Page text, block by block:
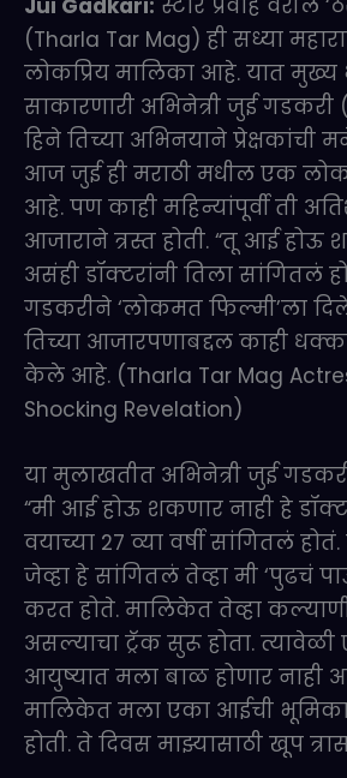
Jui Gadkari: स्टार प्रवाह वरील
(Tharla Tar Mag) ही सध्या
लोकप्रिय मालिका आहे. यात मुख्य
साकारणारी अभिनेत्री जुई गडकरी
हिने तिच्या अभिनयाने प्रेक्षकांची
आज जुई ही मराठी मधील एक
आहे. पण काही महिन्यांपूर्वी ती
आजाराने त्रस्त होती. “तू आई होऊ
असंही डॉक्टरांनी तिला सांगितलं
गडकरीने ‘लोकमत फिल्मी’ला
तिच्या आजारपणाबद्दल काही
केले आहे. (Tharla Tar Mag
Shocking Revelation)
या मुलाखतीत अभिनेत्री जुई
“मी आई होऊ शकणार नाही हे
वयाच्या 27 व्या वर्षी सांगितलं
जेव्हा हे सांगितलं तेव्हा मी ‘पुढचं
करत होते. मालिकेत तेव्हा
असल्याचा ट्रॅक सुरू होता.
आयुष्यात मला बाळ होणार नाही
मालिकेत मला एका आईची भूमिका
होती. ते दिवस माझ्यासाठी खूप